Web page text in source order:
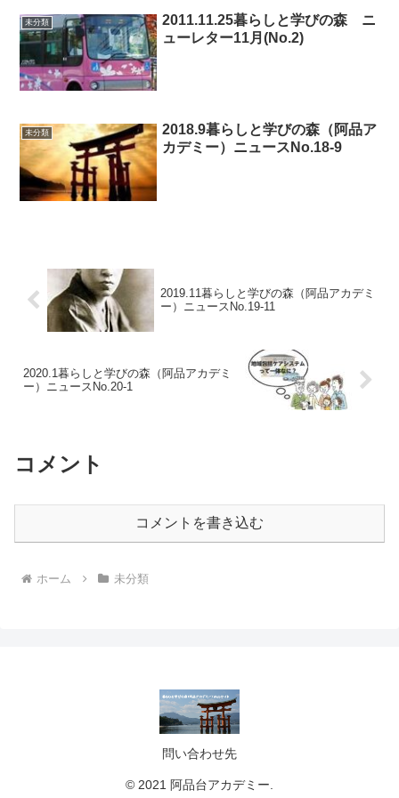
未分類
2011.11.25暮らしと学びの森 ニ
ューレター11月(No.2)
未分類
2018.9暮らしと学びの森（阿品ア
カデミー）ニュースNo.18-9
2019.11暮らしと学びの森（阿品アカデミ
ー）ニュースNo.19-11
2020.1暮らしと学びの森（阿品アカデミ
ー）ニュースNo.20-1
コメント
コメントを書き込む
ホーム 未分類
問い合わせ先
© 2021 阿品台アカデミー.